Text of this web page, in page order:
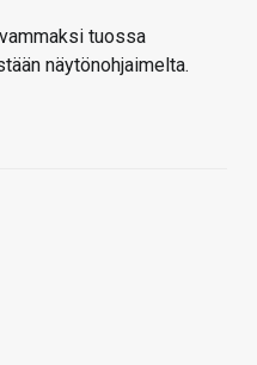
tuossa
näytönohjaimelta.